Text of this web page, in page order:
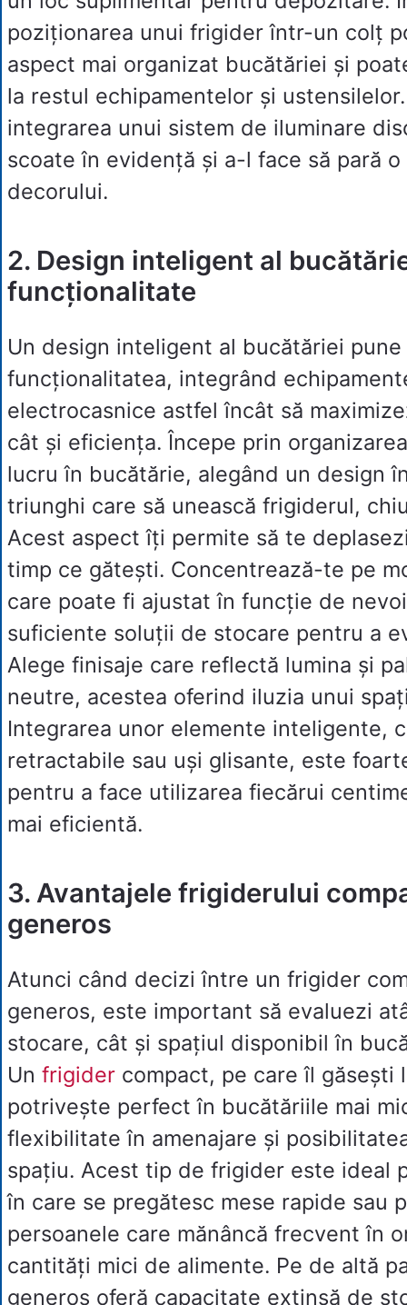
poziționarea unui frigider într-un colț
aspect mai organizat bucătăriei și
la restul echipamentelor și
integrarea unui sistem de iluminare
scoate în evidență și a-l face să pară
decorului.
2. Design inteligent al
funcționalitate
Un design inteligent al bucătăriei
funcționalitatea, integrând
electrocasnice astfel încât să
cât și eficiența. Începe prin
lucru în bucătărie, alegând un design
triunghi care să unească frigiderul,
Acest aspect îți permite să te
timp ce gătești. Concentrează-te pe
care poate fi ajustat în funcție de
suficiente soluții de stocare pentru a
Alege finisaje care reflectă lumina și
neutre, acestea oferind iluzia unui
Integrarea unor elemente inteligente,
retractabile sau uși glisante, este
pentru a face utilizarea fiecărui
mai eficientă.
3. Avantajele frigiderului
generos
Atunci când decizi între un frigider
generos, este important să evaluezi
stocare, cât și spațiul disponibil în
Un frigider compact, pe care îl găsești
potrivește perfect în bucătăriile mai
flexibilitate în amenajare și
spațiu. Acest tip de frigider este ideal
în care se pregătesc mese rapide sau
persoanele care mănâncă frecvent în
cantități mici de alimente. Pe de altă
generos oferă capacitate extinsă de